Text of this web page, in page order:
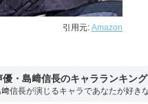
引用元: Amazon
優・島﨑信長のキャラランキング
信長が演じるキャラであなたが好き